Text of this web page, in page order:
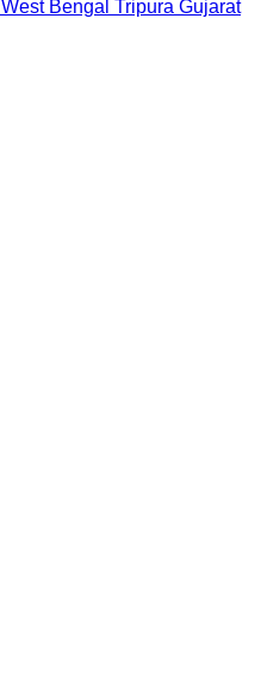
West Bengal Tripura Gujarat